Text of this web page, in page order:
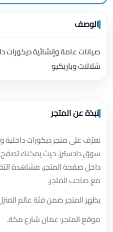
الوصف
صيانات عامة وإنشائية ديكورات
شلالات وباريكيو
نبذة عن المتجر
تعرّف على متجر ديكورات
سوق دادسترز، حيث يمكنك تصفح
داخل صفحة المتجر، مشاهدة
مع صاحب المتجر.
يظهر المتجر ضمن فئة عالم
موقع المتجر: عمان شارع مكة.